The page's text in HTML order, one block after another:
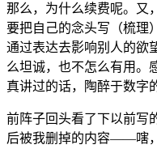
那么，为什么续费呢。又
要把自己的念头写（梳理
通过表达去影响别人的
么坦诚，也不怎么有用。
真讲过的话，陶醉于数字
前阵子回头看了下以前写
后被我删掉的内容——嗐